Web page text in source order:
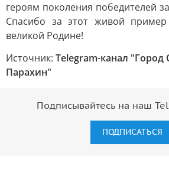
героям поколения победителей
Спасибо за этот живой
великой Родине!
Источник: Telegram-канал
Парахин"
Подписывайтесь на наш
ПОДПИСАТЬСЯ